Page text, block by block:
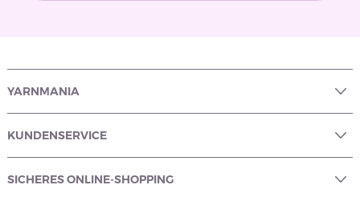
YARNMANIA
KUNDENSERVICE
SICHERES ONLINE-SHOPPING